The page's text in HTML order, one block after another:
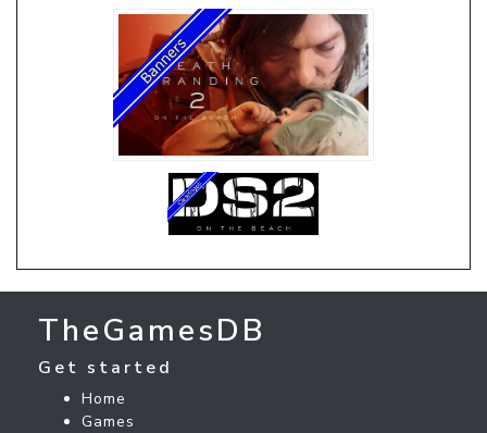
TheGamesDB
Get started
Home
Games